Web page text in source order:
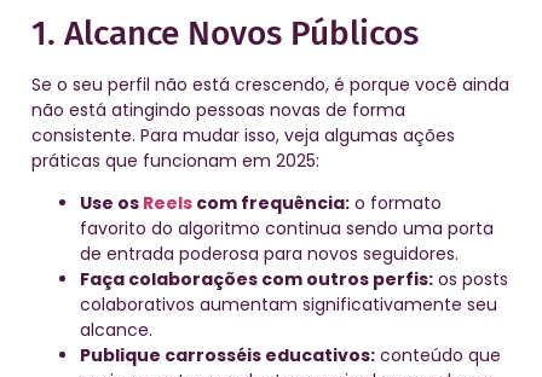
1. Alcance Novos Públicos
Se o seu perfil não está crescendo, é porque você ainda
não está atingindo pessoas novas de forma
consistente. Para mudar isso, veja algumas ações
práticas que funcionam em 2025:
Use os Reels com frequência: o formato
favorito do algoritmo continua sendo uma porta
de entrada poderosa para novos seguidores.
Faça colaborações com outros perfis: os posts
colaborativos aumentam significativamente seu
alcance.
Publique carrosséis educativos: conteúdo que